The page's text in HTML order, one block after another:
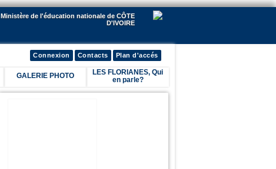
Ministère de l'éducation nationale de CÔTE
D'IVOIRE
Connexion Contacts Plan d'accés
GALERIE PHOTO
LES FLORIANES, Qui
en parle?